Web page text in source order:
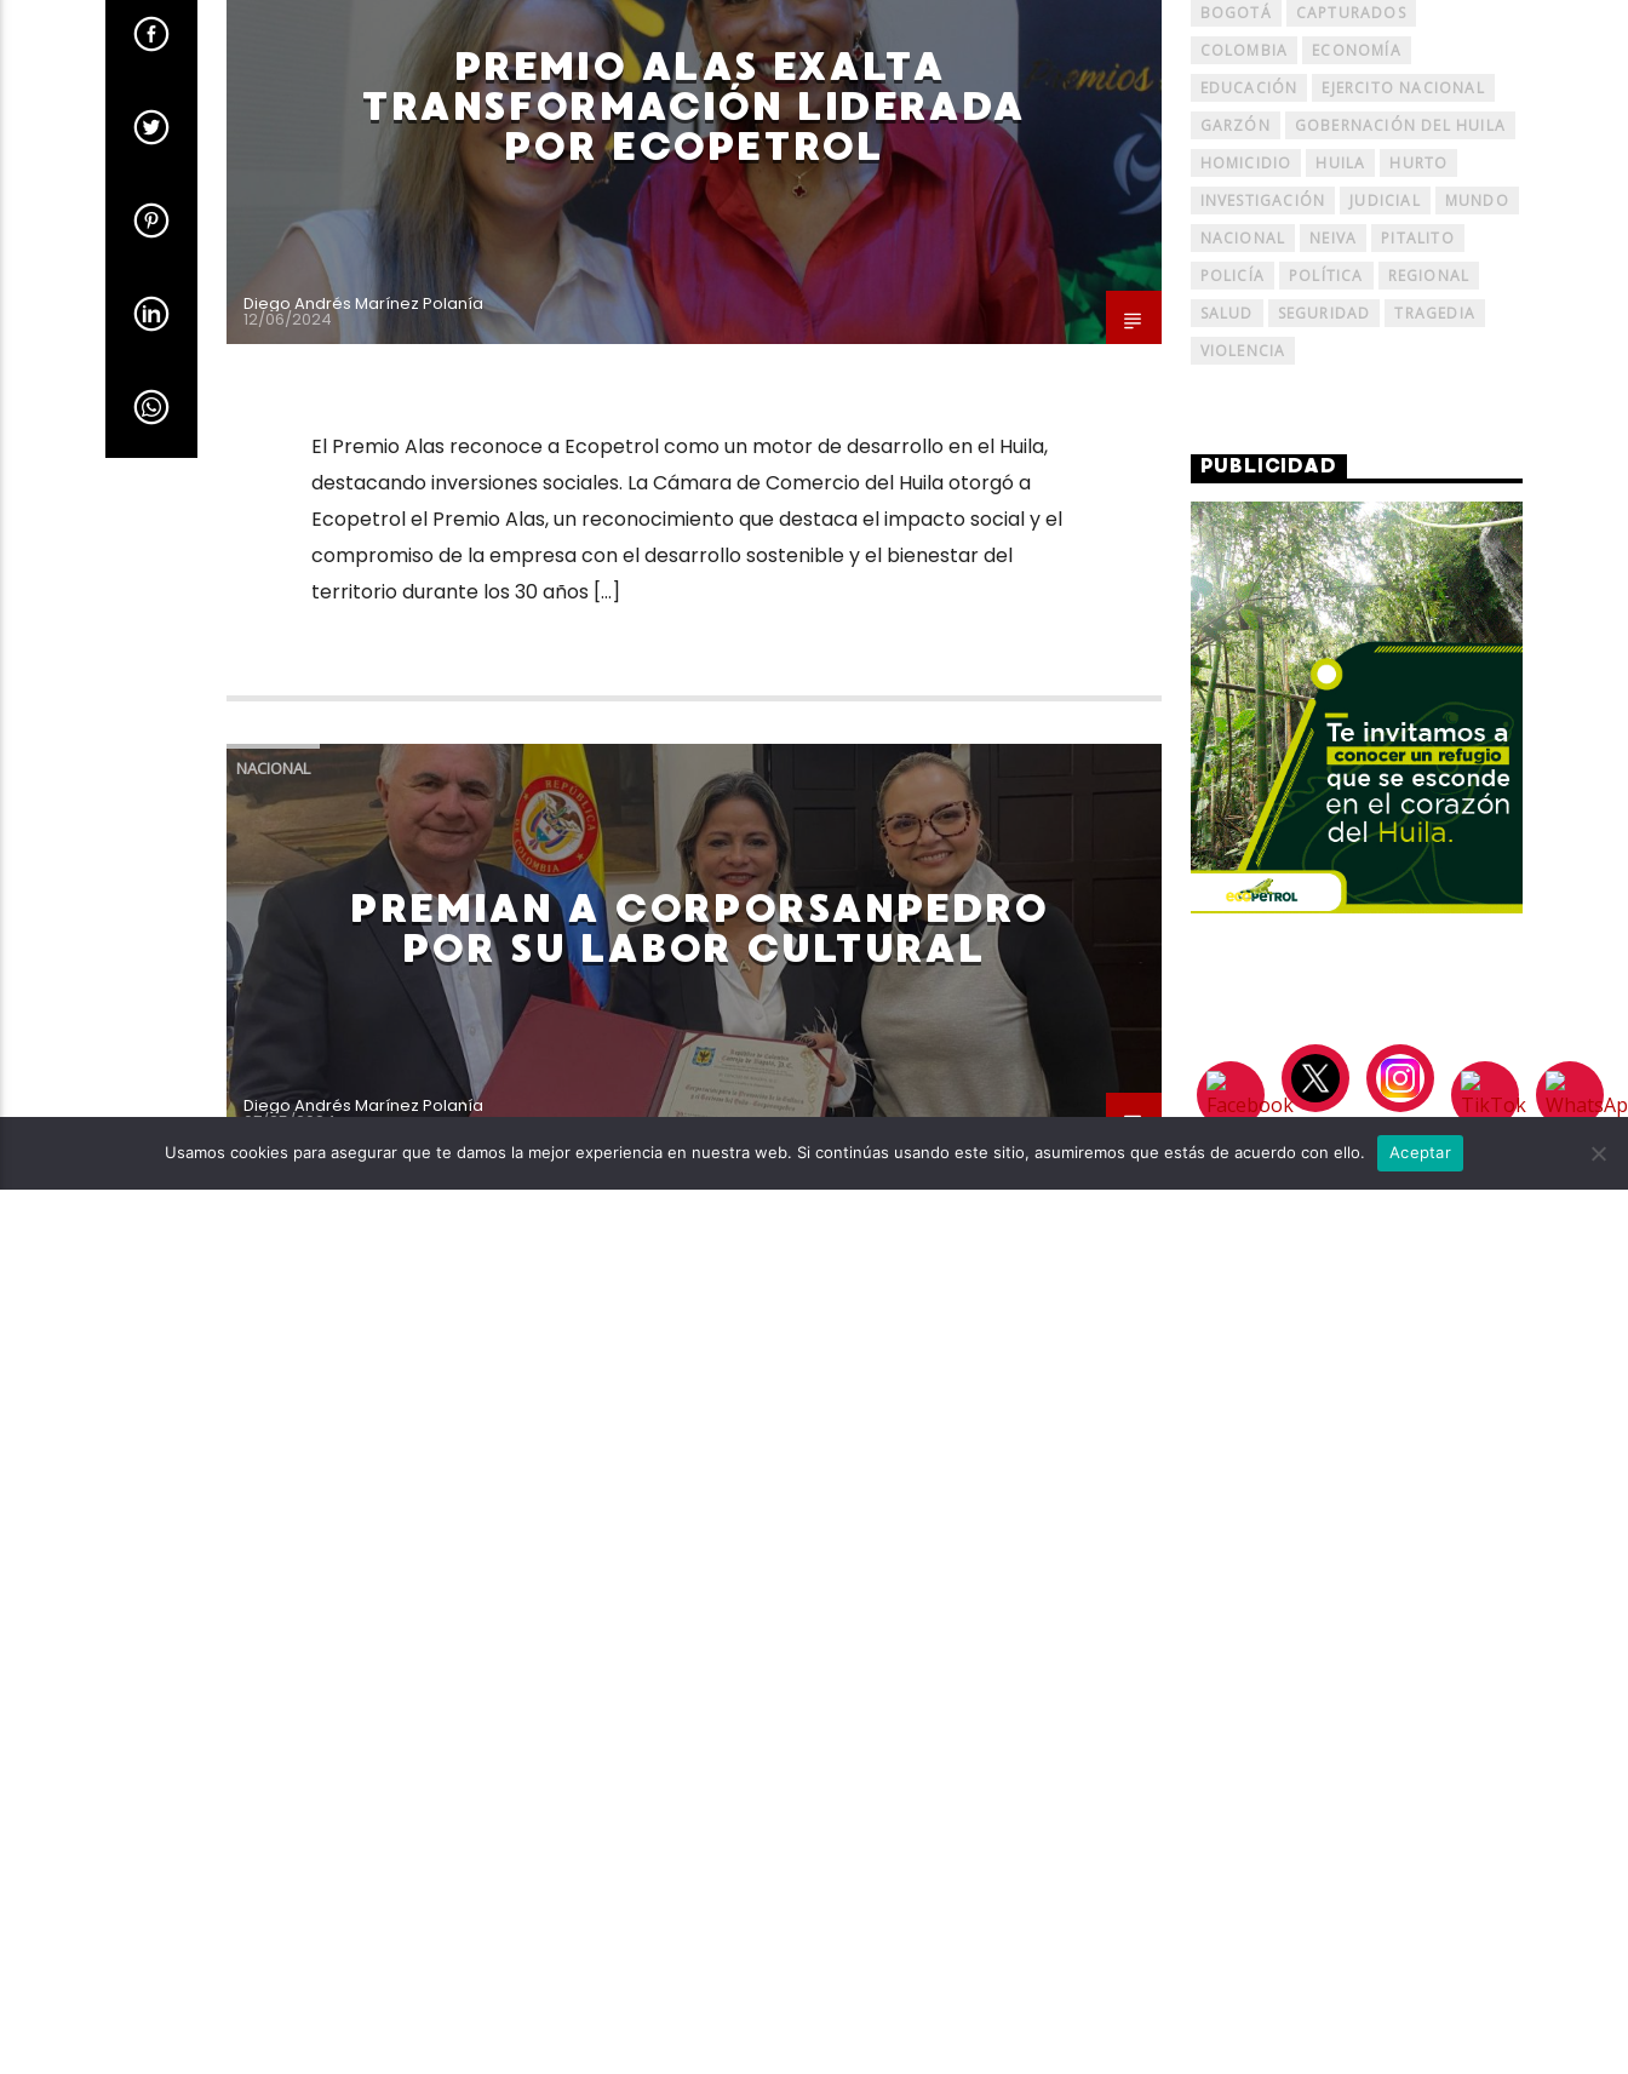
PREMIO ALAS EXALTA
TRANSFORMACIÓN LIDERADA
POR ECOPETROL
Diego Andrés Marínez Polanía
12/06/2024
El Premio Alas reconoce a Ecopetrol como un motor de desarrollo en el Huila,
destacando inversiones sociales. La Cámara de Comercio del Huila otorgó a
Ecopetrol el Premio Alas, un reconocimiento que destaca el impacto social y el
compromiso de la empresa con el desarrollo sostenible y el bienestar del
territorio durante los 30 años […]
NACIONAL
PREMIAN A CORPORSANPEDRO
POR SU LABOR CULTURAL
Diego Andrés Marínez Polanía
07/25/2024
BOGOTÁ
CAPTURADOS
COLOMBIA
ECONOMÍA
EDUCACIÓN
EJERCITO NACIONAL
GARZÓN
GOBERNACIÓN DEL HUILA
HOMICIDIO
HUILA
HURTO
INVESTIGACIÓN
JUDICIAL
MUNDO
NACIONAL
NEIVA
PITALITO
POLICÍA
POLÍTICA
REGIONAL
SALUD
SEGURIDAD
TRAGEDIA
VIOLENCIA
PUBLICIDAD
Usamos cookies para asegurar que te damos la mejor experiencia en nuestra web. Si continúas usando este sitio, asumiremos que estás de acuerdo con ello. Aceptar